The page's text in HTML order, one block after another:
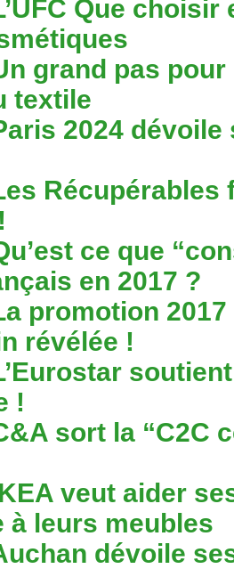
Que
grand pas
textile
2024
Récupérables
ce que
en 2017 ?
promotion
révélée !
!
sort la “C2C
veut aider
à leurs meubles
dévoile